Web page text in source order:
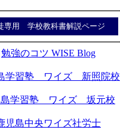
専用 学校教科書解説ページ
勉強のコツ WISE Blog
学習塾 ワイズ 新照院校
島学習塾 ワイズ 坂元校
児島中央ワイズ社労士